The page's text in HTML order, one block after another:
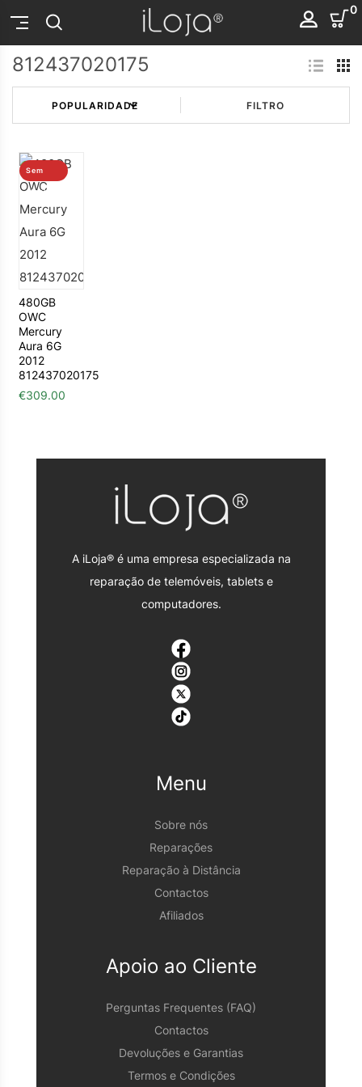
0
812437020175
FILTRO
Sem
stock
480GB
OWC
Mercury
Aura 6G
2012
812437020175
€309.00
A iLoja® é uma empresa especializada na
reparação de telemóveis, tablets e
computadores.
Menu
Sobre nós
Reparações
Reparação à Distância
Contactos
Afiliados
Apoio ao Cliente
Perguntas Frequentes (FAQ)
Contactos
Devoluções e Garantias
Termos e Condições